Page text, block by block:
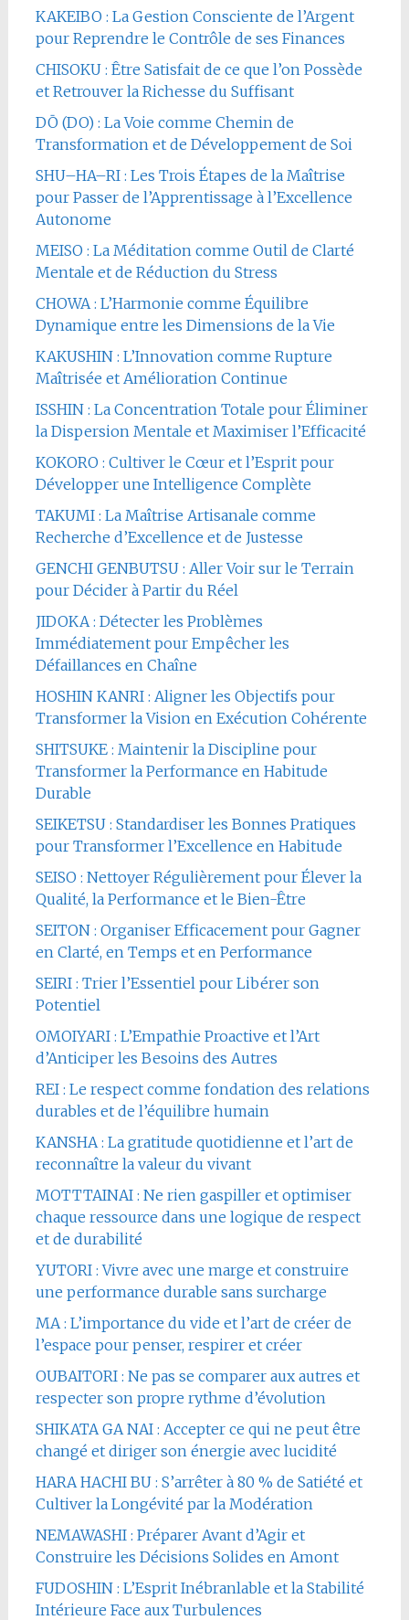
KAKEIBO : La Gestion Consciente de l’Argent
pour Reprendre le Contrôle de ses Finances
CHISOKU : Être Satisfait de ce que l’on Possède
et Retrouver la Richesse du Suffisant
DŌ (DO) : La Voie comme Chemin de
Transformation et de Développement de Soi
SHU–HA–RI : Les Trois Étapes de la Maîtrise
pour Passer de l’Apprentissage à l’Excellence
Autonome
MEISO : La Méditation comme Outil de Clarté
Mentale et de Réduction du Stress
CHOWA : L’Harmonie comme Équilibre
Dynamique entre les Dimensions de la Vie
KAKUSHIN : L’Innovation comme Rupture
Maîtrisée et Amélioration Continue
ISSHIN : La Concentration Totale pour Éliminer
la Dispersion Mentale et Maximiser l’Efficacité
KOKORO : Cultiver le Cœur et l’Esprit pour
Développer une Intelligence Complète
TAKUMI : La Maîtrise Artisanale comme
Recherche d’Excellence et de Justesse
GENCHI GENBUTSU : Aller Voir sur le Terrain
pour Décider à Partir du Réel
JIDOKA : Détecter les Problèmes
Immédiatement pour Empêcher les
Défaillances en Chaîne
HOSHIN KANRI : Aligner les Objectifs pour
Transformer la Vision en Exécution Cohérente
SHITSUKE : Maintenir la Discipline pour
Transformer la Performance en Habitude
Durable
SEIKETSU : Standardiser les Bonnes Pratiques
pour Transformer l’Excellence en Habitude
SEISO : Nettoyer Régulièrement pour Élever la
Qualité, la Performance et le Bien-Être
SEITON : Organiser Efficacement pour Gagner
en Clarté, en Temps et en Performance
SEIRI : Trier l’Essentiel pour Libérer son
Potentiel
OMOIYARI : L’Empathie Proactive et l’Art
d’Anticiper les Besoins des Autres
REI : Le respect comme fondation des relations
durables et de l’équilibre humain
KANSHA : La gratitude quotidienne et l’art de
reconnaître la valeur du vivant
MOTTTAINAI : Ne rien gaspiller et optimiser
chaque ressource dans une logique de respect
et de durabilité
YUTORI : Vivre avec une marge et construire
une performance durable sans surcharge
MA : L’importance du vide et l’art de créer de
l’espace pour penser, respirer et créer
OUBAITORI : Ne pas se comparer aux autres et
respecter son propre rythme d’évolution
SHIKATA GA NAI : Accepter ce qui ne peut être
changé et diriger son énergie avec lucidité
HARA HACHI BU : S’arrêter à 80 % de Satiété et
Cultiver la Longévité par la Modération
NEMAWASHI : Préparer Avant d’Agir et
Construire les Décisions Solides en Amont
FUDOSHIN : L’Esprit Inébranlable et la Stabilité
Intérieure Face aux Turbulences